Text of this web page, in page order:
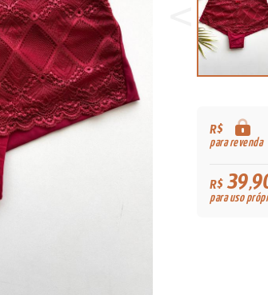
R$
para revenda
R$
para uso